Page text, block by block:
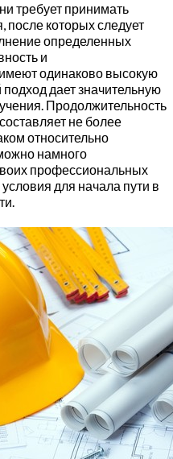
требует принимать
которых следует
определенных
и
одинаково высокую
дает значительную
Продолжительность
не более
относительно
намного
профессиональных
для начала пути в